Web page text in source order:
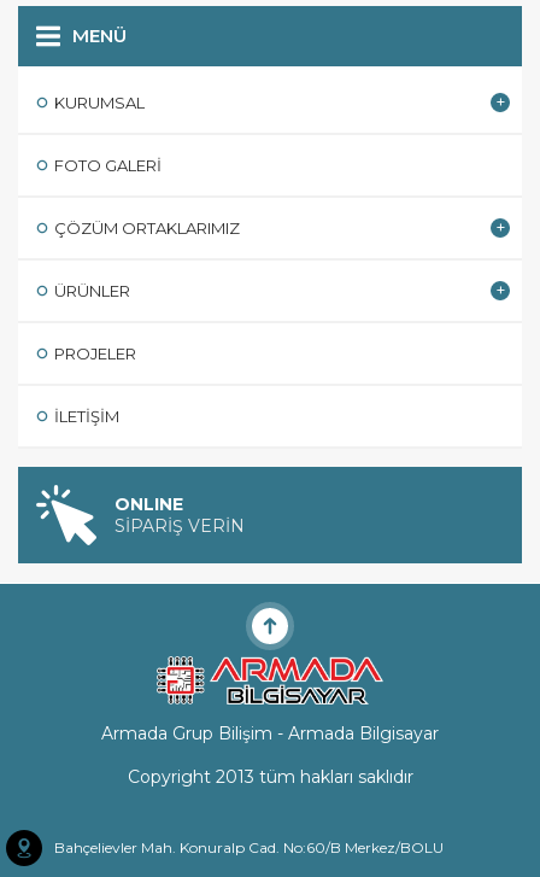
MENÜ
KURUMSAL
FOTO GALERI
ÇÖZÜM ORTAKLARIMIZ
ÜRÜNLER
PROJELER
İLETIŞIM
ONLINE
SİPARİŞ VERİN
Armada Grup Bilişim - Armada Bilgisayar
Copyright 2013 tüm hakları saklıdır
Bahçelievler Mah. Konuralp Cad. No:60/B Merkez/BOLU